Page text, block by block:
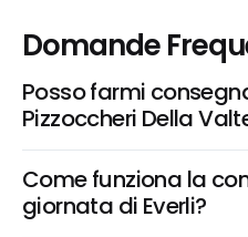
Domande
Posso farmi
Pizzoccheri Della
Come funziona la
giornata di Everli?